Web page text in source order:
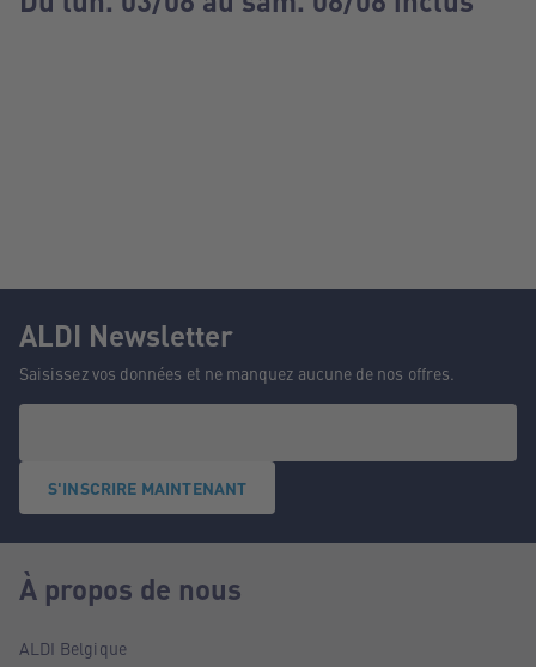
ALDI Newsletter
Saisissez vos données et ne manquez aucune de nos offres.
S'INSCRIRE MAINTENANT
À propos de nous
ALDI Belgique